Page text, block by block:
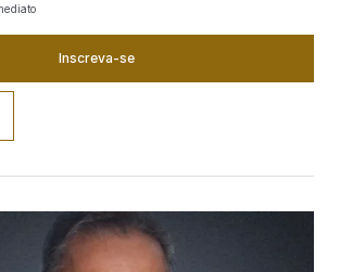
Inscreva-se